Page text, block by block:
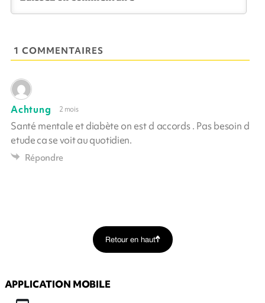
1 COMMENTAIRES
Achtung 2 mois
Santé mentale et diabète on est d accords . Pas besoin d
etude ca se voit au quotidien.
Répondre
Retour en haut
APPLICATION MOBILE